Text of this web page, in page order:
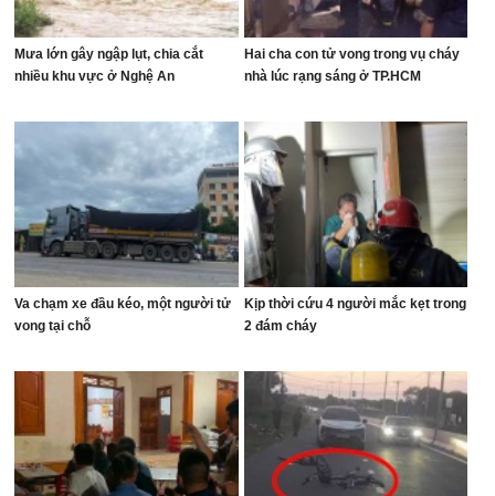
Mưa lớn gây ngập lụt, chia cắt
nhiều khu vực ở Nghệ An
Hai cha con tử vong trong vụ cháy
nhà lúc rạng sáng ở TP.HCM
Va chạm xe đầu kéo, một người tử
vong tại chỗ
Kịp thời cứu 4 người mắc kẹt trong
2 đám cháy